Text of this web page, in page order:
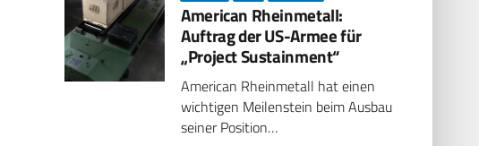
American Rheinmetall:
Auftrag der US-Armee für
„Project Sustainment“
American Rheinmetall hat einen
wichtigen Meilenstein beim Ausbau
seiner Position…